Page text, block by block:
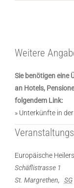
Europäische
Schäflistrasse 1
St. Margrethen, SG
Weitere
Sie benötigen eine
an Hotels,
folgendem Link:
» Unterkünfte in